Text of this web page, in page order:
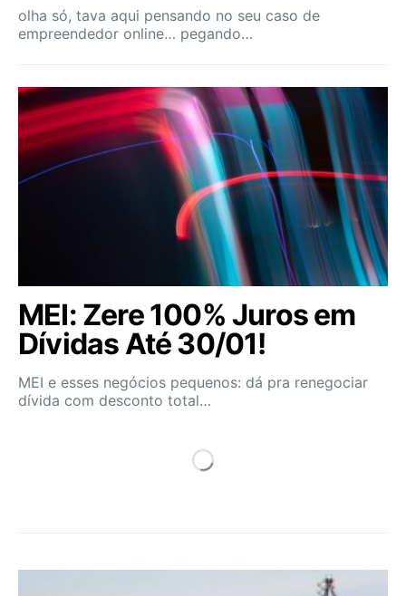
olha só, tava aqui pensando no seu caso de
empreendedor online… pegando…
MEI: Zere 100% Juros em
Dívidas Até 30/01!
MEI e esses negócios pequenos: dá pra renegociar
dívida com desconto total…